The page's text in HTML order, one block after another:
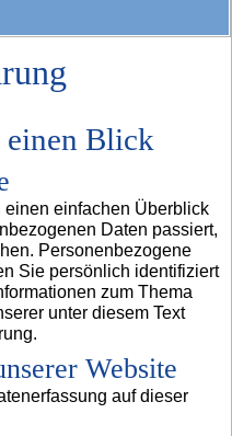
einen Blick
einfachen Überblick
Daten passiert,
Personenbezogene
Sie persönlich identifiziert
zum Thema
unter diesem Text
Website
auf dieser